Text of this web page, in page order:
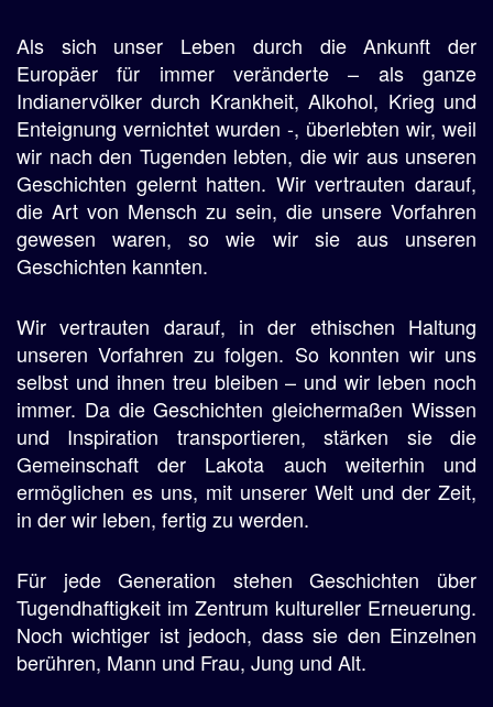
Als sich unser Leben durch die Ankunft der
Europäer für immer veränderte – als ganze
Indianervölker durch Krankheit, Alkohol, Krieg und
Enteignung vernichtet wurden -, überlebten wir, weil
wir nach den Tugenden lebten, die wir aus unseren
Geschichten gelernt hatten. Wir vertrauten darauf,
die Art von Mensch zu sein, die unsere Vorfahren
gewesen waren, so wie wir sie aus unseren
Geschichten kannten.
Wir vertrauten darauf, in der ethischen Haltung
unseren Vorfahren zu folgen. So konnten wir uns
selbst und ihnen treu bleiben – und wir leben noch
immer. Da die Geschichten gleichermaßen Wissen
und Inspiration transportieren, stärken sie die
Gemeinschaft der Lakota auch weiterhin und
ermöglichen es uns, mit unserer Welt und der Zeit,
in der wir leben, fertig zu werden.
Für jede Generation stehen Geschichten über
Tugendhaftigkeit im Zentrum kultureller Erneuerung.
Noch wichtiger ist jedoch, dass sie den Einzelnen
berühren, Mann und Frau, Jung und Alt.